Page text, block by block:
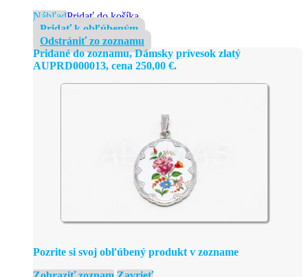
NáhľadPridať do košíka
Pridať k obľúbeným
Odstrániť zo zoznamu
Pridané do zoznamu, Dámsky prívesok zlatý
AUPRD000013, cena 250,00 €.
Pozrite si svoj obľúbený produkt v zozname